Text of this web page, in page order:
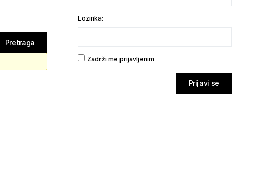
Lozinka:
Zadrži me prijavljenim
Prijavi se